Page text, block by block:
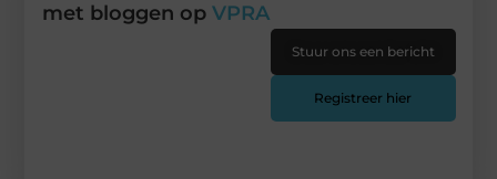
met bloggen opVPRA
Stuur ons een bericht
Registreer hier